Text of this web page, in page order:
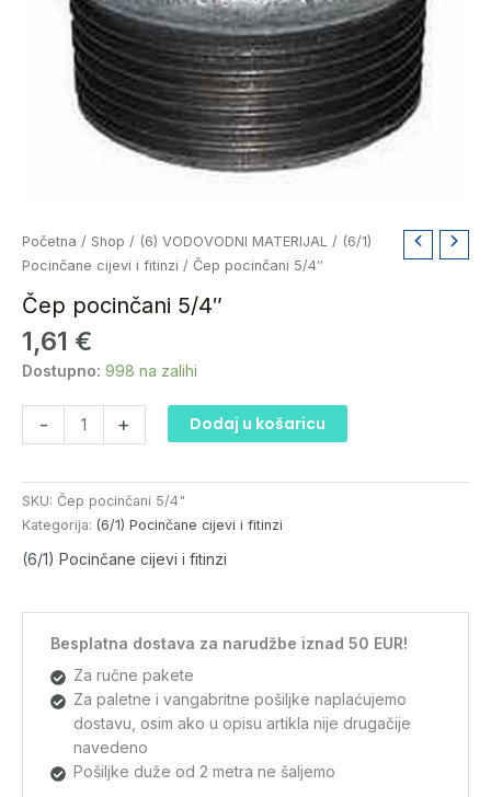
Početna / Shop / (6) VODOVODNI MATERIJAL / (6/1)
Pocinčane cijevi i fitinzi / Čep pocinčani 5/4″
Čep pocinčani 5/4″
1,61 €
Dostupno: 998 na zalihi
-
Čep
pocinčani
5/4"
količina
+ Dodaj u košaricu
SKU: Čep pocinčani 5/4"
Kategorija: (6/1) Pocinčane cijevi i fitinzi
(6/1) Pocinčane cijevi i fitinzi
Besplatna dostava za narudžbe iznad 50 EUR!
Za ručne pakete
Za paletne i vangabritne pošiljke naplaćujemo
dostavu, osim ako u opisu artikla nije drugačije
navedeno
Pošiljke duže od 2 metra ne šaljemo